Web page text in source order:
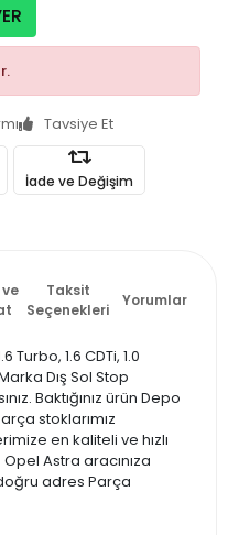
Tavsiye Et
İade ve Değişim
Taksit
Seçenekleri
Yorumlar
Turbo, 1.6 CDTi, 1.0
Dış Sol Stop
Baktığınız ürün Depo
stoklarımız
en kaliteli ve hızlı
Astra aracınıza
adres Parça